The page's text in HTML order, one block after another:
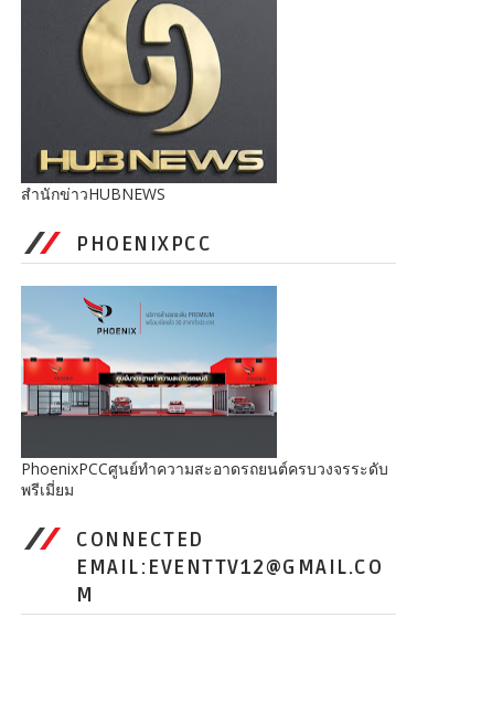
สำนักข่าวHUBNEWS
PHOENIXPCC
PhoenixPCCศูนย์ทำความสะอาดรถยนต์ครบวงจรระดับ
พรีเมี่ยม
CONNECTED
EMAIL:EVENTTV12@GMAIL.CO
M